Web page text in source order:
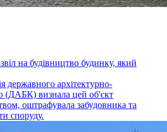
на будівництво будинку, який
державного архітектурно-
(ДАБК) визнала цей об'єкт
оштрафувала забудовника та
споруду.